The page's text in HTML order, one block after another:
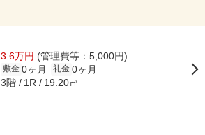
3.6万円 (管理費等：5,000円)
敷金 0ヶ月 礼金 0ヶ月
3階 1R 19.20㎡